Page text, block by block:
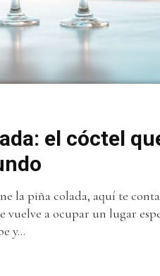
el cóctel
la piña colada, aquí te
a ocupar un lugar
y...